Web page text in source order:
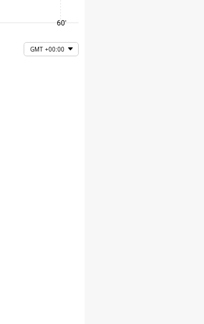
60'
GMT +00:00